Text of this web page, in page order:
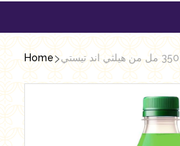
Bakery
معجنات Pastry
Home